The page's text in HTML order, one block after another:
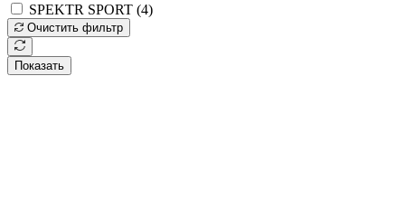
SPEKTR SPORT (4)
Очистить фильтр
Показать